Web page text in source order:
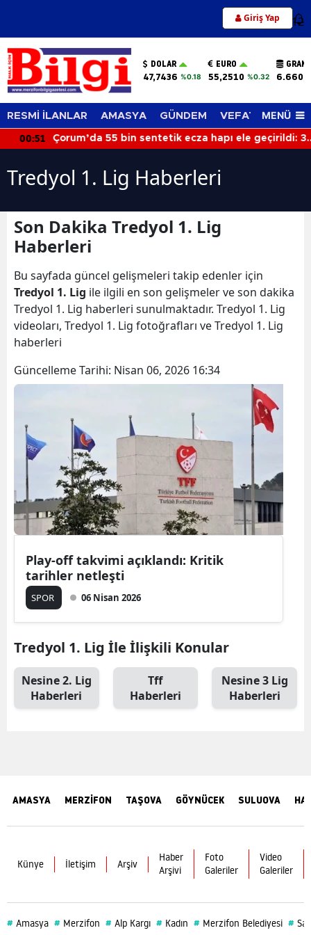
Giriş Yap 12
DOLAR
47,7436 %0.18
EURO
55,2510 %0.32
RESMİ İLANLAR AMASYA GÜNDEM VEFAT EDENLER
MENÜ
00:51
Çorum’da 55 bin sentetik ecza hapı ele geçirildi: 3
Tredyol 1. Lig Haberleri
Son Dakika Tredyol 1. Lig
Haberleri
Bu sayfada güncel gelişmeleri takip edenler için
Tredyol 1. Lig ile ilgili en son gelişmeler ve son dakika
Tredyol 1. Lig haberleri sunulmaktadır. Tredyol 1. Lig
videoları, Tredyol 1. Lig fotoğrafları ve Tredyol 1. Lig
haberleri
Güncelleme Tarihi: Nisan 06, 2026 16:34
Play-off takvimi açıklandı: Kritik
tarihler netleşti
SPOR 06 Nisan 2026
Tredyol 1. Lig İle İlişkili Konular
Nesine 2. Lig
Haberleri
Tff
Haberleri
Nesine 3 Lig
Haberleri
AMASYA MERZİFON TAŞOVA GÖYNÜCEK SULUOVA
Künye İletişim Arşiv
Haber
Arşivi
Foto
Galeriler
Video
Galeriler
# Amasya # Merzifon # Alp Kargı # Kadın # Merzifon Belediyesi #